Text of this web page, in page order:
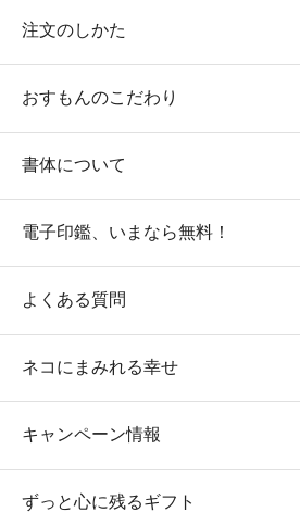
注文のしかた
おすもんのこだわり
書体について
電子印鑑、いまなら無料！
よくある質問
ネコにまみれる幸せ
キャンペーン情報
ずっと心に残るギフト